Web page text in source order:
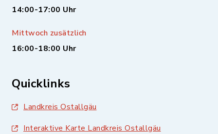
14:00-17:00 Uhr
Mittwoch zusätzlich
16:00-18:00 Uhr
Quicklinks
Landkreis Ostallgäu
Interaktive Karte Landkreis Ostallgäu